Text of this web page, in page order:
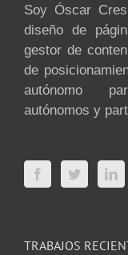
Soy Óscar
diseño de
gestor de
de
autónomo
autónomos y
TRABAJOS